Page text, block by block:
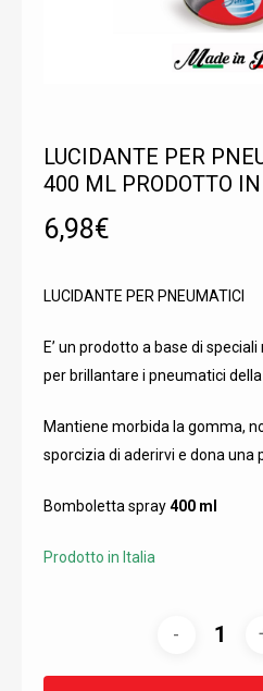
LUCIDANTE PER
400 ML PRODOTTO
6,98€
LUCIDANTE PER PNEUMATICI
E’ un prodotto a base di
per brillantare i pneumatici
Mantiene morbida la gomma,
sporcizia di aderirvi e dona una
Bomboletta spray400 ml
Prodotto in Italia